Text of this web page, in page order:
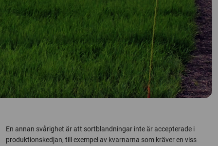
En annan svårighet är att sortblandningar inte är accepterade i
produktionskedjan, till exempel av kvarnarna som kräver en viss